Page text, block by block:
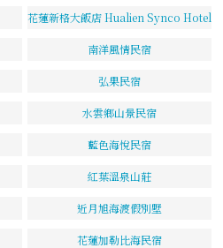
花蓮新格大飯店 Hualien Synco Hotel
南洋風情民宿
弘果民宿
水雲鄉山景民宿
藍色海悅民宿
紅葉溫泉山莊
近月旭海渡假別墅
花蓮加勒比海民宿